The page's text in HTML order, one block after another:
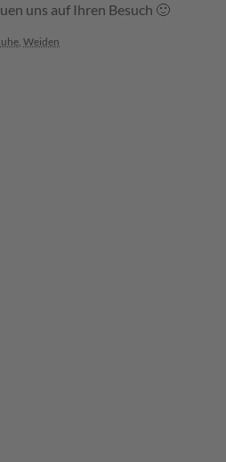
uns auf Ihren Besuch 🙂
, Weiden